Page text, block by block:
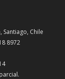
Santiago, Chile
8972